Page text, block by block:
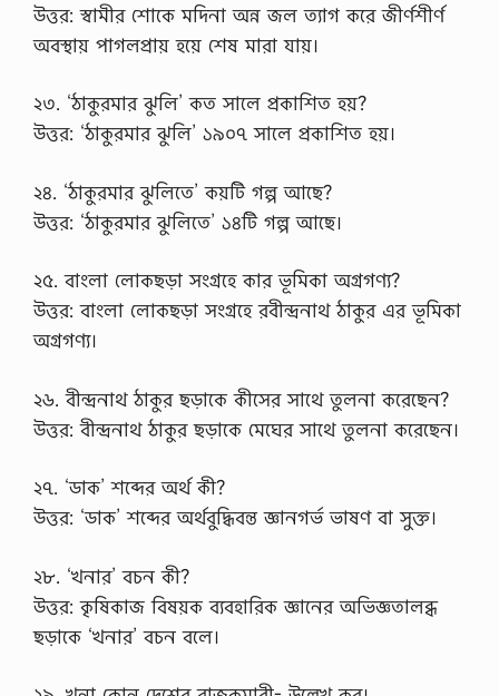
ল
h
ব
দে
শ
উত্তর: স্বামীর শোকে মদিনা অন্ন জল ত্যাগ করে জীর্ণশীর্ণ
অবস্থায় পাগলপ্রায় হয়ে শেষ মারা যায়।
২৩. ‘ঠাকুরমার ঝুলি’ কত সালে প্রকাশিত হয়?
উত্তর: ‘ঠাকুরমার ঝুলি’ ১৯০৭ সালে প্রকাশিত হয়।
২৪. ‘ঠাকুরমার ঝুলিতে’ কয়টি গল্প আছে?
উত্তর: ‘ঠাকুরমার ঝুলিতে’ ১৪টি গল্প আছে।
২৫. বাংলা লোকছড়া সংগ্রহে কার ভূমিকা অগ্রগণ্য?
উত্তর: বাংলা লোকছড়া সংগ্রহে রবীন্দ্রনাথ ঠাকুর এর ভূমিকা
অগ্রগণ্য।
২৬. বীন্দ্রনাথ ঠাকুর ছড়াকে কীসের সাথে তুলনা করেছেন?
উত্তর: বীন্দ্রনাথ ঠাকুর ছড়াকে মেঘের সাথে তুলনা করেছেন।
২৭. ‘ডাক’ শব্দের অর্থ কী?
উত্তর: ‘ডাক’ শব্দের অর্থবুদ্ধিবন্ত জ্ঞানগর্ভ ভাষণ বা সুক্ত।
২৮. ‘খনার’ বচন কী?
উত্তর: কৃষিকাজ বিষয়ক ব্যবহারিক জ্ঞানের অভিজ্ঞতালব্ধ
ছড়াকে ‘খনার’ বচন বলে।